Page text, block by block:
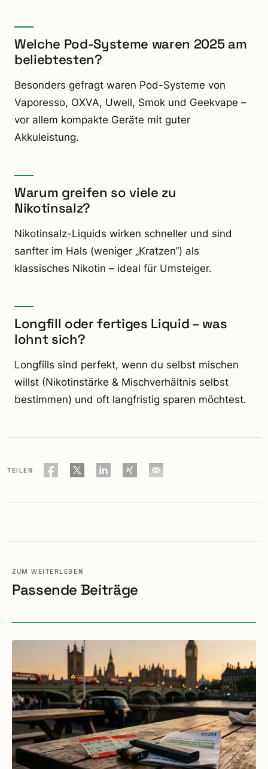
Welche Pod-Systeme waren 2025 am
beliebtesten?
Besonders gefragt waren Pod-Systeme von
Vaporesso, OXVA, Uwell, Smok und Geekvape –
vor allem kompakte Geräte mit guter
Akkuleistung.
Warum greifen so viele zu
Nikotinsalz?
Nikotinsalz-Liquids wirken schneller und sind
sanfter im Hals (weniger „Kratzen“) als
klassisches Nikotin – ideal für Umsteiger.
Longfill oder fertiges Liquid – was
lohnt sich?
Longfills sind perfekt, wenn du selbst mischen
willst (Nikotinstärke & Mischverhältnis selbst
bestimmen) und oft langfristig sparen möchtest.
TEILEN
ZUM WEITERLESEN
Passende Beiträge